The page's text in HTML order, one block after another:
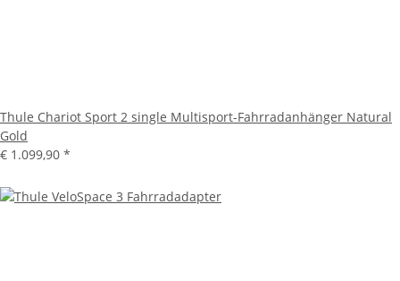
Thule Chariot Sport 2 single Multisport-Fahrradanhänger Natural
Gold
€ 1.099,90 *